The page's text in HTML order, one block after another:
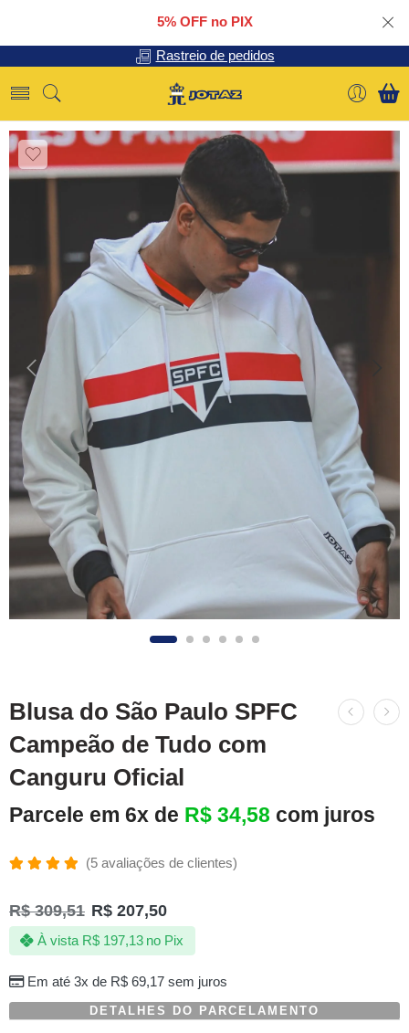
5% OFF no PIX
Rastreio de pedidos
Blusa do São Paulo SPFC
Campeão de Tudo com
Canguru Oficial
Parcele em 6x de R$ 34,58 com juros
5.00de 5,
com
baseado
em
de
clientes
(5avaliações de clientes)
R$309,51 R$ 207,50
Em até 3x de R$69,17sem juros
À vista R$197,13 no Pix
DETALHES DO PARCELAMENTO